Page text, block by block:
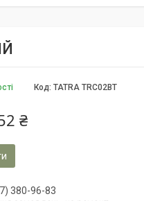
Код: TATRA TRC02BT
₴
380-96-83